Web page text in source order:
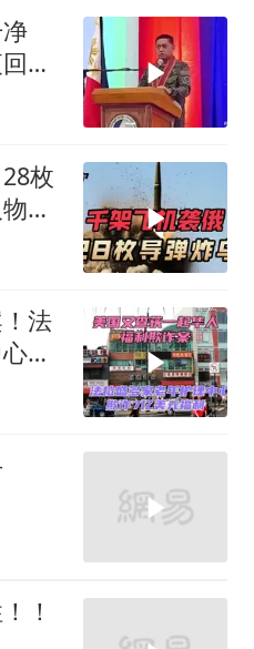
到
枚
被
法
欺
！